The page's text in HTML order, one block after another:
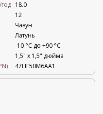
год 18.0
12
Чавун
Латунь
-10 °C до +90 °C
1,5" х 1,5" дюйма
47HF50M6AA1